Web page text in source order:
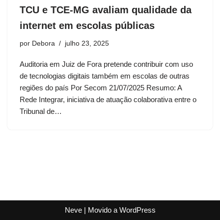
TCU e TCE-MG avaliam qualidade da
internet em escolas públicas
por Debora julho 23, 2025
Auditoria em Juiz de Fora pretende contribuir com uso
de tecnologias digitais também em escolas de outras
regiões do país Por Secom 21/07/2025 Resumo: A
Rede Integrar, iniciativa de atuação colaborativa entre o
Tribunal de…
Neve| Movido a WordPress